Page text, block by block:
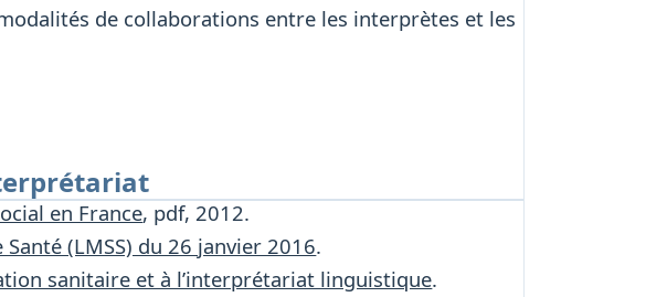
de collaborations entre les interprètes et les
en France, pdf, 2012.
(LMSS) du 26 janvier 2016.
sanitaire et à l’interprétariat linguistique.